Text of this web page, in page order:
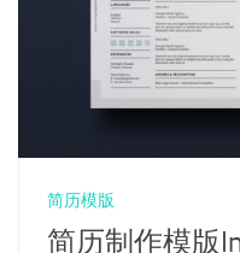
简历模版
简历制作模版